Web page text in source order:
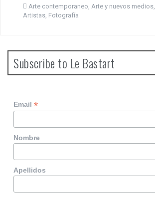
Arte contemporaneo, Arte y nuevos medios,
Artistas, Fotografía
Subscribe to Le Bastart
Email*
Nombre
Apellidos